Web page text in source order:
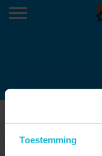
Toestemming
BRANDT